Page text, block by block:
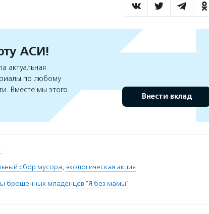
АСИ!
актуальная
по любому
Вместе мы этого
Внести вклад
сбор мусора, экологическая акция
брошенных младенцев "Я без мамы"